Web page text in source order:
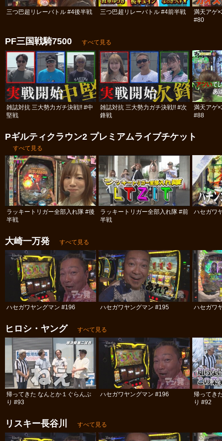
三つ巴超リレーバトル #4後半戦 三つ巴超リレーバトル #4前半戦
満天アゲ
#80
PF三国戦騎7500 すべて見る
雑誌対抗 三大勢力ガチ決戦!! #中
堅戦
雑誌対抗 三大勢力ガチ決戦!! #次
鋒戦
満天アゲ
#88
Pギルティクラウン2 プレミアムライブチケット
すべて見る
ラッキートリガー全部入れ隊 #後
半戦
ラッキートリガー全部入れ隊 #前
半戦
ハセガワ
大崎一万発 すべて見る
ハセガワヤングマン #196 ハセガワヤングマン #195 ハセガワ
ヒロシ・ヤング すべて見る
帰ってきた なんとか１ぐらんぷ
り #93
ハセガワヤングマン #196
帰ってき
り #92
リスキー長谷川 すべて見る